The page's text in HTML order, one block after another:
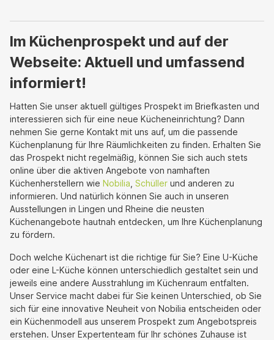
Im Küchenprospekt und auf der
Webseite: Aktuell und umfassend
informiert!
Hatten Sie unser aktuell gültiges Prospekt im Briefkasten und
interessieren sich für eine neue Kücheneinrichtung? Dann
nehmen Sie gerne Kontakt mit uns auf, um die passende
Küchenplanung für Ihre Räumlichkeiten zu finden. Erhalten Sie
das Prospekt nicht regelmäßig, können Sie sich auch stets
online über die aktiven Angebote von namhaften
Küchenherstellern wie Nobilia Schüller und anderen zu
informieren. Und natürlich können Sie auch in unseren
Ausstellungen in Lingen und Rheine die neusten
Küchenangebote hautnah entdecken, um Ihre Küchenplanung
zu fördern.
Doch welche Küchenart ist die richtige für Sie? Eine U-Küche
oder eine L-Küche können unterschiedlich gestaltet sein und
jeweils eine andere Ausstrahlung im Küchenraum entfalten.
Unser Service macht dabei für Sie keinen Unterschied, ob Sie
sich für eine innovative Neuheit von Nobilia entscheiden oder
ein Küchenmodell aus unserem Prospekt zum Angebotspreis
erstehen. Unser Expertenteam für Ihr schönes Zuhause ist